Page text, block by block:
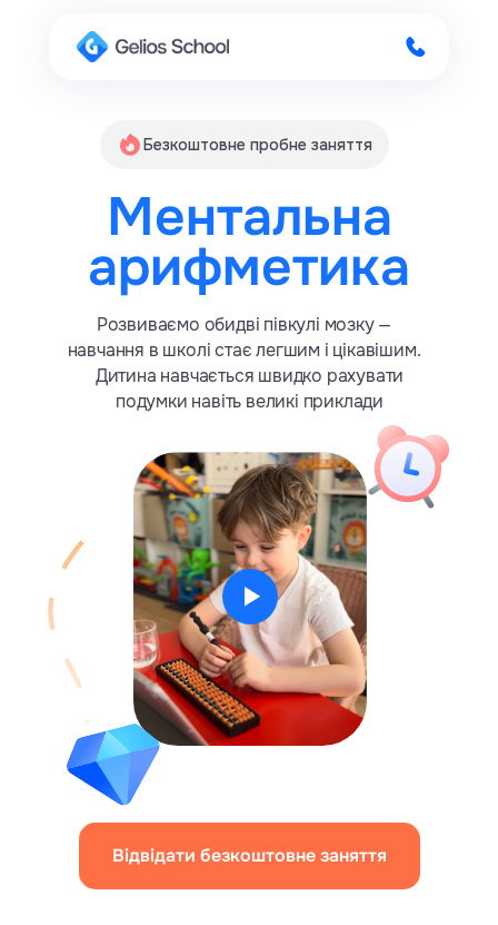
Ментальна
арифметика
Розвиваємо обидві півкулі мозку —
навчання в школі стає легшим і цікавішим.
Дитина навчається швидко рахувати
подумки навіть великі приклади
Безкоштовне пробне заняття
Відвідати безкоштовне заняття